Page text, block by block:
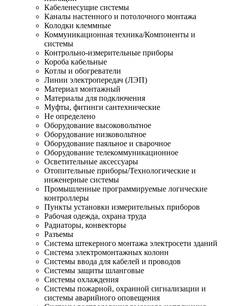
Кабеленесущие системы
Каналы настенного и потолочного монтажа
Колодки клеммные
Коммуникационная техника/Компоненты и
системы
Контрольно-измерительные приборы
Короба кабельные
Котлы и обогреватели
Линии электропередач (ЛЭП)
Материал монтажный
Материалы для подключения
Муфты, фитинги сантехнические
Не определено
Оборудование высоковольтное
Оборудование низковольтное
Оборудование паяльное и сварочное
Оборудование телекоммуникационное
Осветительные аксессуары
Отопительные приборы/Технологические и
инженерные системы
Промышленные программируемые логические
контроллеры
Пункты установки измерительных приборов
Рабочая одежда, охрана труда
Радиаторы, конвекторы
Разъемы
Система штекерного монтажа электросети зданий
Система электромонтажных колонн
Системы ввода для кабелей и проводов
Системы защиты шланговые
Системы охлаждения
Системы пожарной, охранной сигнализации и
системы аварийного оповещения